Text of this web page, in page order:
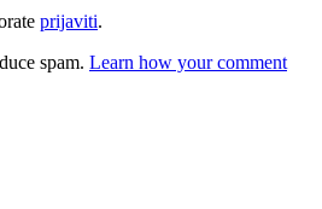
prijaviti.
spam. Learn how your comment